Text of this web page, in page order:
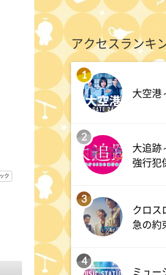
深夜 2:00
M:ZINE
深夜 2:20
深夜 2:22
深夜
新日ちゃん
アクセスランキ
1
大空港
2
大追跡
強行犯
3
クロス
急の約
4
ミュー